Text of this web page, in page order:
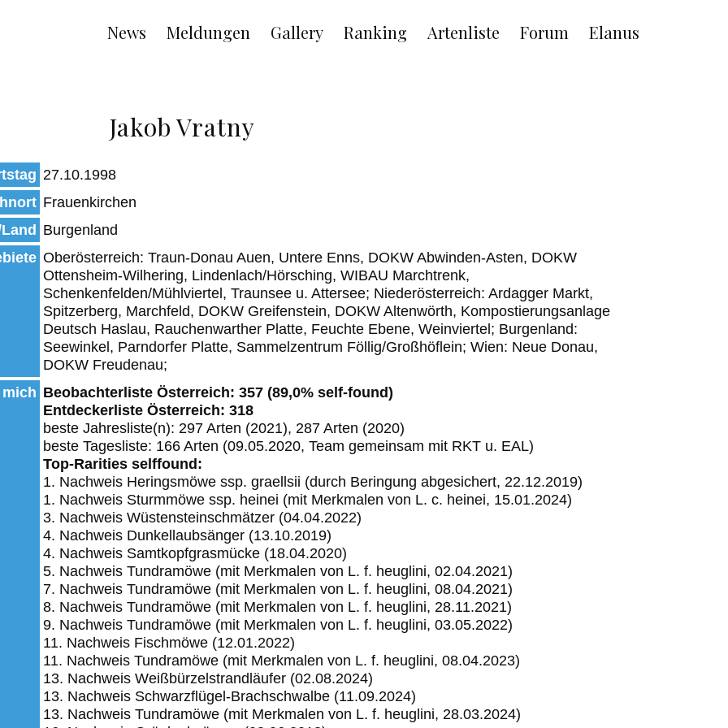
Main
navigation
News Meldungen Gallery Ranking Artenliste Forum Elanus
Jakob Vratny
27.10.1998
Frauenkirchen
Burgenland
Oberösterreich: Traun-Donau Auen, Untere Enns, DOKW Abwinden-Asten, DOKW
Ottensheim-Wilhering, Lindenlach/Hörsching, WIBAU Marchtrenk,
Schenkenfelden/Mühlviertel, Traunsee u. Attersee; Niederösterreich: Ardagger Markt,
Spitzerberg, Marchfeld, DOKW Greifenstein, DOKW Altenwörth, Kompostierungsanlage
Deutsch Haslau, Rauchenwarther Platte, Feuchte Ebene, Weinviertel; Burgenland:
Seewinkel, Parndorfer Platte, Sammelzentrum Föllig/Großhöflein; Wien: Neue Donau,
DOKW Freudenau;
Beobachterliste Österreich: 357 (89,0% self-found)
Entdeckerliste Österreich: 318
beste Jahresliste(n): 297 Arten (2021), 287 Arten (2020)
beste Tagesliste: 166 Arten (09.05.2020, Team gemeinsam mit RKT u. EAL)
Top-Rarities selffound:
1. Nachweis Heringsmöwe ssp. graellsii (durch Beringung abgesichert, 22.12.2019)
1. Nachweis Sturmmöwe ssp. heinei (mit Merkmalen von L. c. heinei, 15.01.2024)
3. Nachweis Wüstensteinschmätzer (04.04.2022)
4. Nachweis Dunkellaubsänger (13.10.2019)
4. Nachweis Samtkopfgrasmücke (18.04.2020)
5. Nachweis Tundramöwe (mit Merkmalen von L. f. heuglini, 02.04.2021)
7. Nachweis Tundramöwe (mit Merkmalen von L. f. heuglini, 08.04.2021)
8. Nachweis Tundramöwe (mit Merkmalen von L. f. heuglini, 28.11.2021)
9. Nachweis Tundramöwe (mit Merkmalen von L. f. heuglini, 03.05.2022)
11. Nachweis Fischmöwe (12.01.2022)
11. Nachweis Tundramöwe (mit Merkmalen von L. f. heuglini, 08.04.2023)
13. Nachweis Weißbürzelstrandläufer (02.08.2024)
13. Nachweis Schwarzflügel-Brachschwalbe (11.09.2024)
13. Nachweis Tundramöwe (mit Merkmalen von L. f. heuglini, 28.03.2024)